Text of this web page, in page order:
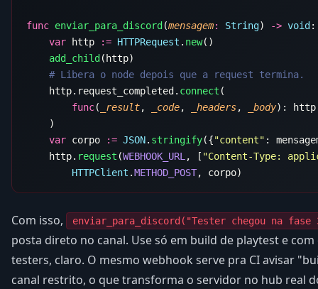
func enviar_para_discord (mensagem: String) -> void
    var
http := HTTPRequest . new
    add_child
    http.request_completed.
connect
        func
( _result, _code, _headers, _body):
    var
corpo := JSON. stringify({"content"
    http.
request (WEBHOOK_URL, [ "Content-Type:
        HTTPClient
.METHOD_POST
Com isso, enviar_para_discord("Tester chegou na
posta direto no canal. Use só em build de playtest e
testers, claro. O mesmo webhook serve pra CI avisar
canal restrito, o que transforma o servidor no hub real